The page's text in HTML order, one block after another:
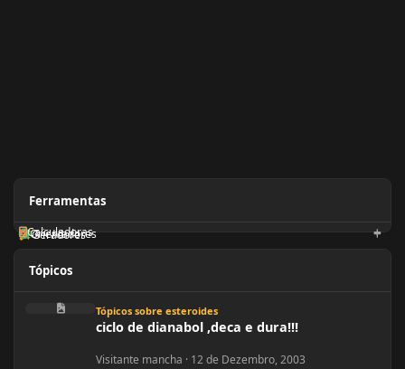
Ferramentas
Geradores
Orientadores
Calculadoras
Tópicos
ciclo de dianabol ,deca e dura!!!
Tópicos sobre esteroides
ciclo de dianabol ,deca e dura!!!
Visitante mancha · 12 de Dezembro, 2003